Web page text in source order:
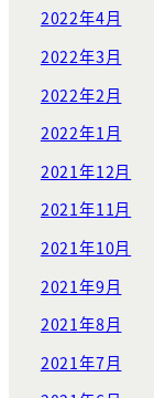
2022年4月
2022年3月
2022年2月
2022年1月
2021年12月
2021年11月
2021年10月
2021年9月
2021年8月
2021年7月